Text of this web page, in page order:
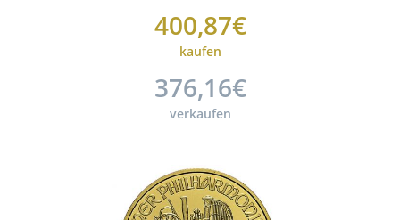
400,87€
kaufen
376,16€
verkaufen